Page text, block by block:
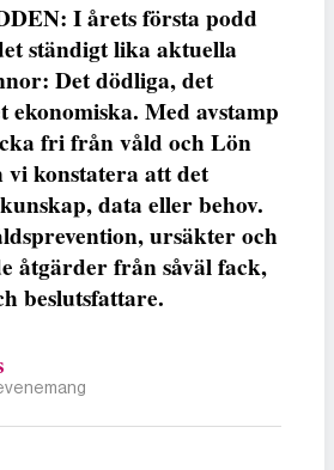
I årets första podd
ständigt lika aktuella
Det dödliga, det
ekonomiska. Med avstamp
fri från våld och Lön
vi konstatera att det
data eller behov.
ursäkter och
åtgärder från såväl fack,
beslutsfattare.